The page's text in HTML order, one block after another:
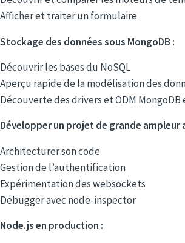
Afficher et traiter un formulaire
Stockage des données sous MongoDB :
Découvrir les bases du NoSQL
Aperçu rapide de la modélisation des
Découverte des drivers et ODM MongoDB
Développer un projet de grande ampleur
Architecturer son code
Gestion de l’authentification
Expérimentation des websockets
Debugger avec node-inspector
Node.js en production :